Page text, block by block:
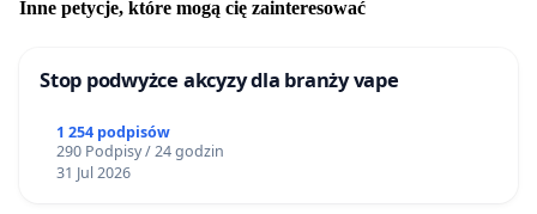
Inne petycje, które mogą cię zainteresować
Stop podwyżce akcyzy dla branży vape
1 254 podpisów
290 Podpisy / 24 godzin
31 Jul 2026